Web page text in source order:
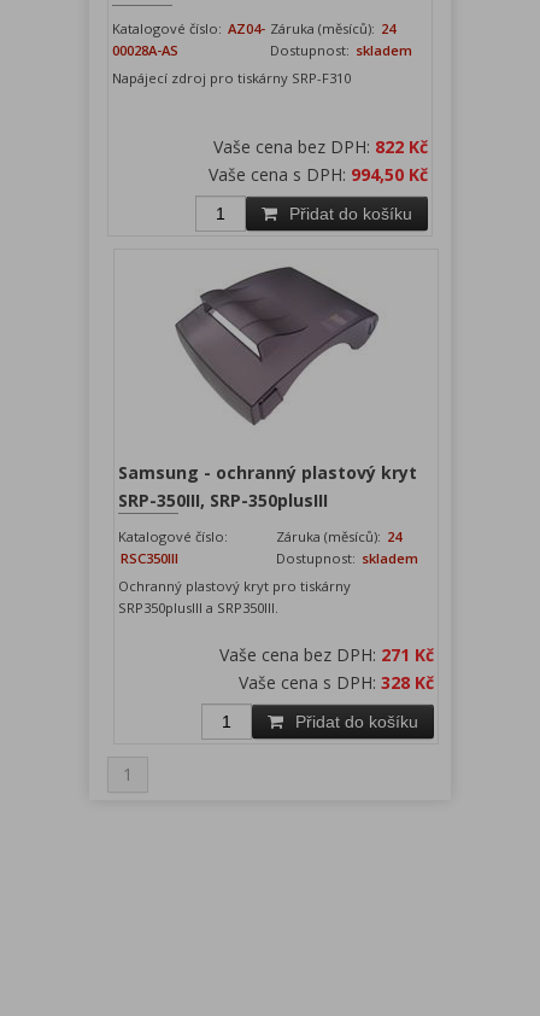
Katalogové číslo: AZ04-
00028A-AS
Záruka (měsíců): 24
Dostupnost: skladem
Napájecí zdroj pro tiskárny SRP-F310
Vaše cena bez DPH: 822 Kč
Vaše cena s DPH: 994,50 Kč
Přidat do košíku
Samsung - ochranný plastový kryt
SRP-350III, SRP-350plusIII
Katalogové číslo:
RSC350III
Záruka (měsíců): 24
Dostupnost: skladem
Ochranný plastový kryt pro tiskárny
SRP350plusIII a SRP350III.
Vaše cena bez DPH: 271 Kč
Vaše cena s DPH:328 Kč
Přidat do košíku
1